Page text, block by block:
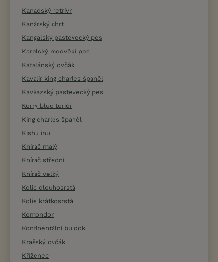
Kanadský retrívr
Kanárský chrt
Kangalský pastevecký pes
Karelský medvědí pes
Katalánský ovčák
Kavalír king charles španěl
Kavkazský pastevecký pes
Kerry blue teriér
King charles španěl
Kishu inu
Knírač malý
Knírač střední
Knírač velký
Kolie dlouhosrstá
Kolie krátkosrstá
Komondor
Kontinentální buldok
Krašský ovčák
Kříženec